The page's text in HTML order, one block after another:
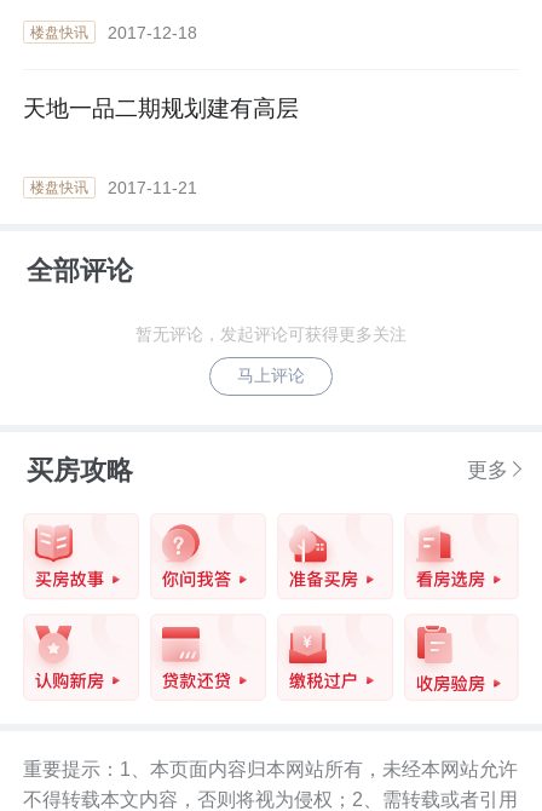
楼盘快讯 2017-12-18
天地一品二期规划建有高层
楼盘快讯 2017-11-21
全部评论
暂无评论，发起评论可获得更多关注
马上评论
买房攻略 更多
重要提示：1、本页面内容归本网站所有，未经本网站允许
不得转载本文内容，否则将视为侵权；2、需转载或者引用